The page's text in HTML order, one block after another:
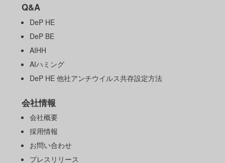
Q&A
DeP HE
DeP BE
AIHH
AIハミング
DeP HE 他社アンチウイルス共存設定方法
会社情報
会社概要
採用情報
お問い合わせ
プレスリリース